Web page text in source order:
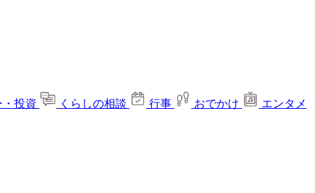
投資 くらしの相談 行事 おでかけ エンタメ